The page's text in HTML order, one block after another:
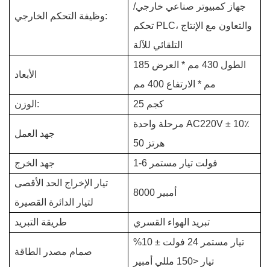
وظيفة التحكم الخارجي:
جهاز كمبيوتر صناعي خارجي/
تحكم PLC، والتعاون مع الإنتاج
التلقائي للآلة
الأبعاد
الطول 430 مم * العرض 185
مم * الارتفاع 400 مم
الوزن:
25 كجم
جهد العمل
مرحلة واحدة AC220V ± 10٪
50 هرتز
جهد الخرج
1-6 فولت تيار مستمر
تيار الإخراج الحد الأقصى
لتيار الدائرة القصيرة
8000 أمبير
طريقة التبريد تبريد الهواء القسري
صمام مصدر الطاقة
تيار مستمر 24 فولت ± 10%
تيار <150 مللي أمبير